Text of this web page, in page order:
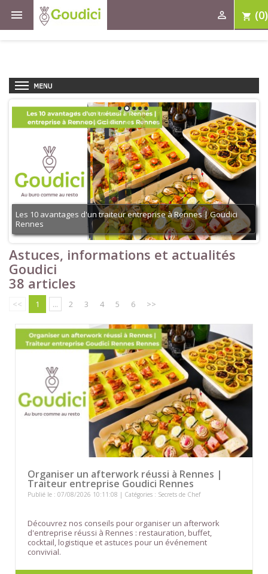
 shopping_cart (0)

Les 10 avantages d'un traiteur entreprise à Rennes | Goudici
Rennes
1 2 345
Astuces, informations et actualités
Goudici
38 articles
<< 1 ... 2 3 4 5 6 >>
Organiser un afterwork réussi à Rennes |
Traiteur entreprise Goudici Rennes
Publié le : 07/08/2026 10:11:08 | Catégories : Secrets de Chef
Découvrez nos conseils pour organiser un afterwork
d'entreprise réussi à Rennes : restauration, buffet,
cocktail, logistique et astuces pour un événement
convivial.